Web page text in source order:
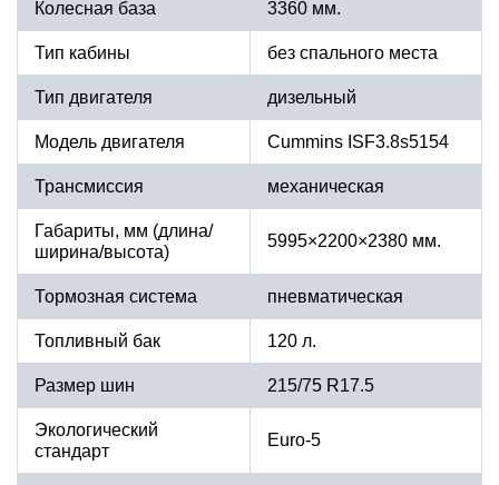
Колесная база 3360 мм.
Тип кабины без спального места
Тип двигателя дизельный
Модель двигателя Cummins ISF3.8s5154
Трансмиссия механическая
Габариты, мм (длина/
ширина/высота)
5995×2200×2380 мм.
Тормозная система пневматическая
Топливный бак 120 л.
Размер шин 215/75 R17.5
Экологический
стандарт
Euro-5